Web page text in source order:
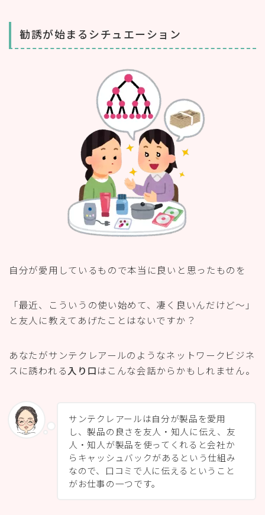
勧誘が始まるシチュエーション
自分が愛用しているもので本当に良いと思ったものを
「最近、こういうの使い始めて、凄く良いんだけど〜」
と友人に教えてあげたことはないですか？
あなたがサンテクレアールのようなネットワークビジネ
スに誘われる 入り口はこんな会話からかもしれません。
サンテクレアールは自分が製品を愛用
し、製品の良さを友人・知人に伝え、友
人・知人が製品を使ってくれると会社か
らキャッシュバックがあるという仕組み
なので、口コミで人に伝えるということ
がお仕事の一つです。